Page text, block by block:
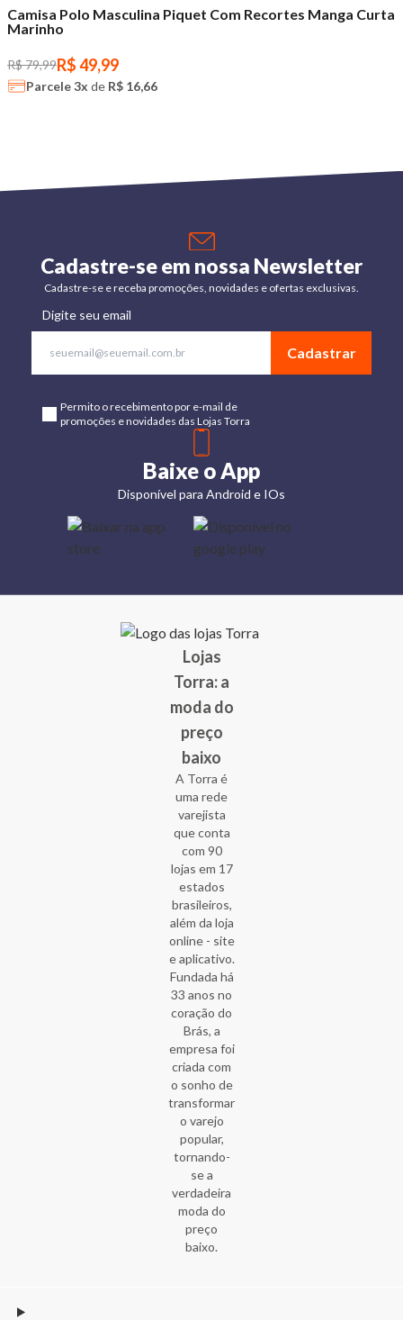
Camisa Polo Masculina Piquet Com Recortes Manga Curta
Marinho
R$ 79,99R$ 49,99
Parcele3x de R$ 16,66
Cadastre-se em nossa Newsletter
Cadastre-se e receba promoções, novidades e ofertas exclusivas.
Digite seu email
Cadastrar
Permito o recebimento por e-mail de
promoções e novidades das Lojas Torra
Baixe o App
Disponível para Android e IOs
Lojas
Torra: a
moda do
preço
baixo
A Torra é
uma rede
varejista
que conta
com 90
lojas em 17
estados
brasileiros,
além da loja
online - site
e aplicativo.
Fundada há
33 anos no
coração do
Brás, a
empresa foi
criada com
o sonho de
transformar
o varejo
popular,
tornando-
se a
verdadeira
moda do
preço
baixo.